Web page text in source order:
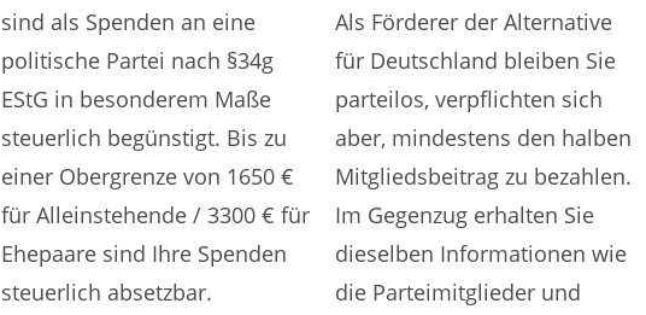
sind als Spenden an eine
politische Partei nach §34g
EStG in besonderem Maße
steuerlich begünstigt. Bis zu
einer Obergrenze von 1650 €
für Alleinstehende / 3300 € für
Ehepaare sind Ihre Spenden
steuerlich absetzbar.
Als Förderer der Alternative
für Deutschland bleiben Sie
parteilos, verpflichten sich
aber, mindestens den halben
Mitgliedsbeitrag zu bezahlen.
Im Gegenzug erhalten Sie
dieselben Informationen wie
die Parteimitglieder und